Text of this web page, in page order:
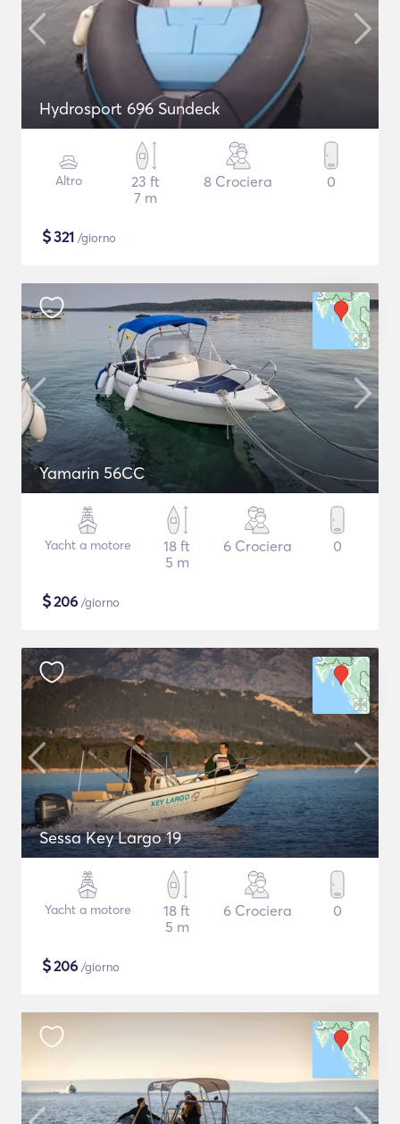
Hydrosport 696 Sundeck
Altro
23 ft
7 m
8 Crociera 0
$321 /giorno
Yamarin 56CC
Yacht a motore
18 ft
5 m
6 Crociera 0
$206 /giorno
Sessa Key Largo 19
Yacht a motore
18 ft
5 m
6 Crociera 0
$206 /giorno